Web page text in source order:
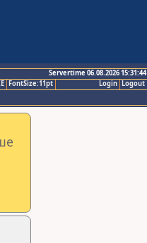
Servertime 06.08.2026 15:31:44
Logout
Login
FontSize:11pt